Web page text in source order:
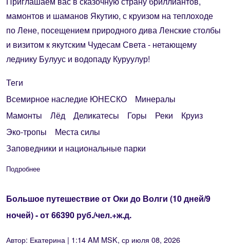
мамонтов и шаманов Якутию, с круизом на теплоходе
по Лене, посещением природного дива Ленские столбы
и визитом к якутским Чудесам Света - нетающему
леднику Булуус и водопаду Куруулур!
Теги
Всемирное наследие ЮНЕСКО
Минералы
Мамонты
Лёд Деликатесы Горы Реки
Круиз
Эко-тропы
Места силы
Заповедники и национальные парки
Подробнее
Большое путешествие от Оки до Волги (10 дней/9
ночей) - от 66390 руб./чел.+ж.д.
Автор: Екатерина | 1:14 AM MSK, ср июля 08, 2026